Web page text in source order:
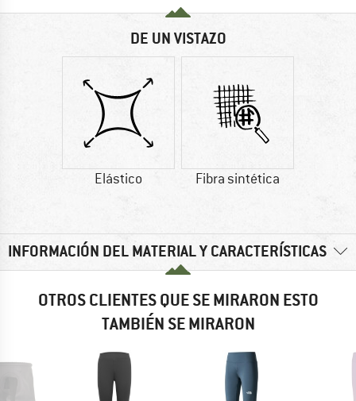
DE UN VISTAZO
Elástico Fibra sintética
INFORMACIÓN DEL MATERIAL Y CARACTERÍSTICAS
OTROS CLIENTES QUE SE MIRARON ESTO
TAMBIÉN SE MIRARON